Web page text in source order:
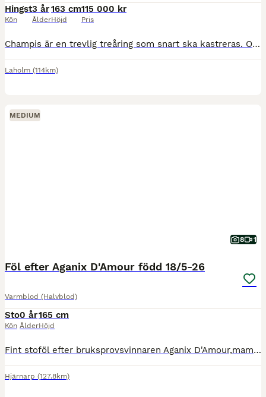
Hingst
Kön
3 år
Ålder
163 cm
Höjd
115 000 kr
Pris
Champis är en trevlig treåring som snart ska kastreras. Om man vill behålla honom som hingst så får man vara snabb, annars kastrerar vi honom. Väldigt trevligt temperament och har inte varit hingstig
Laholm (114km)
MEDIUM
8 1
Föl efter Aganix D'Amour född 18/5-26
Varmblod (Halvblod)
Sto
Kön
0 år
Ålder
165 cm
Höjd
Fint stoföl efter bruksprovsvinnaren Aganix D'Amour,mamman är efter Diamant de Semilly. Välutvecklat och korrekt föl. Stoet har gett sju föl, det äldsta är sex år och tävlar 1,30. Stoet har tävlat 1,3
Hjärnarp (127.8km)